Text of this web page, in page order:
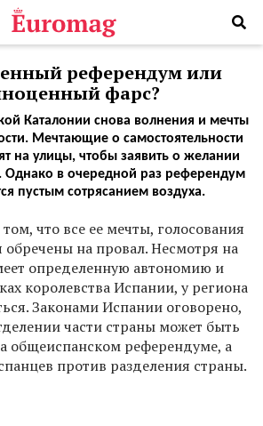
референдум или
фарс?
Каталонии снова волнения и мечты
Мечтающие о самостоятельности
на улицы, чтобы заявить о желании
Однако в очередной раз референдум
пустым сотрясанием воздуха.
что все ее мечты, голосования
обречены на провал. Несмотря на
определенную автономию и
королевства Испании, у региона
Законами Испании оговорено,
части страны может быть
общеиспанском референдуме, а
против разделения страны.